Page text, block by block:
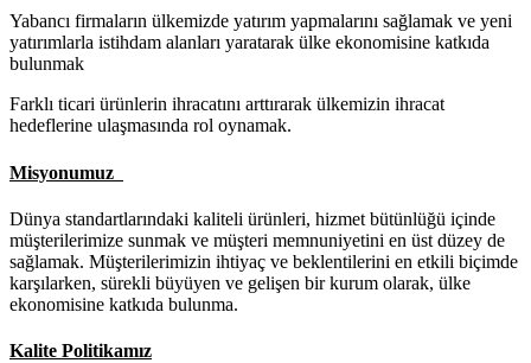
Yabancı firmaların ülkemizde yatırım yapmalarını sağlamak ve yeni
yatırımlarla istihdam alanları yaratarak ülke ekonomisine katkıda
bulunmak
Farklı ticari ürünlerin ihracatını arttırarak ülkemizin ihracat
hedeflerine ulaşmasında rol oynamak.
Misyonumuz
Dünya standartlarındaki kaliteli ürünleri, hizmet bütünlüğü içinde
müşterilerimize sunmak ve müşteri memnuniyetini en üst düzey de
sağlamak. Müşterilerimizin ihtiyaç ve beklentilerini en etkili biçimde
karşılarken, sürekli büyüyen ve gelişen bir kurum olarak, ülke
ekonomisine katkıda bulunma.
Kalite Politikamız